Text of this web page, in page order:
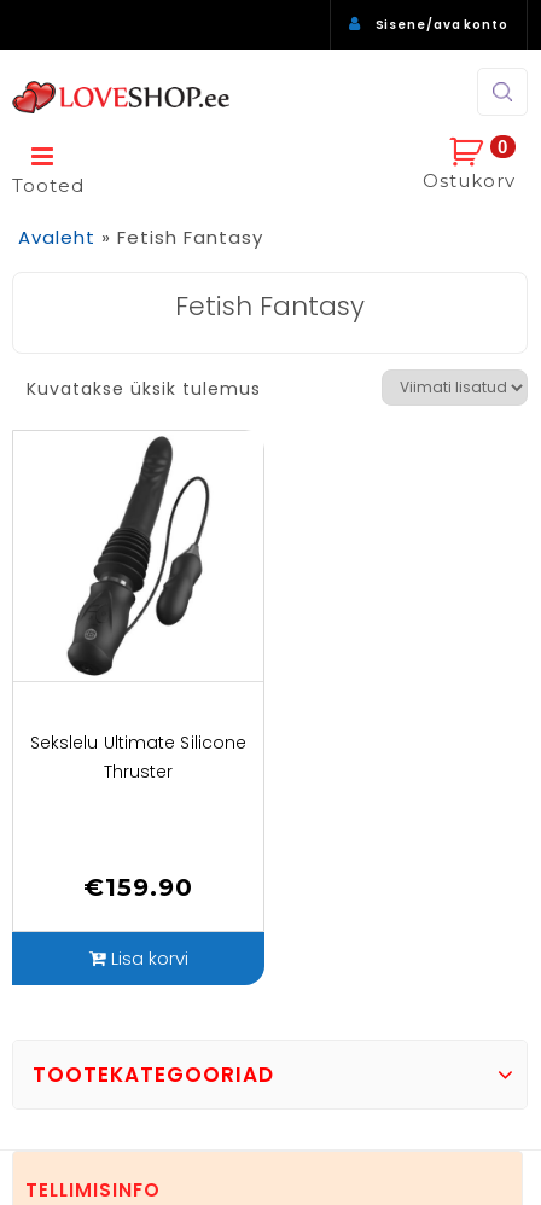
Sisene/ava konto
0
Ostukorv
Tooted
Avaleht » Fetish Fantasy
Fetish Fantasy
Kuvatakse üksik tulemus
u
Sekslelu Ultimate Silicone
Thruster
€159.90
Lisa korvi
TOOTEKATEGOORIAD
TELLIMISINFO